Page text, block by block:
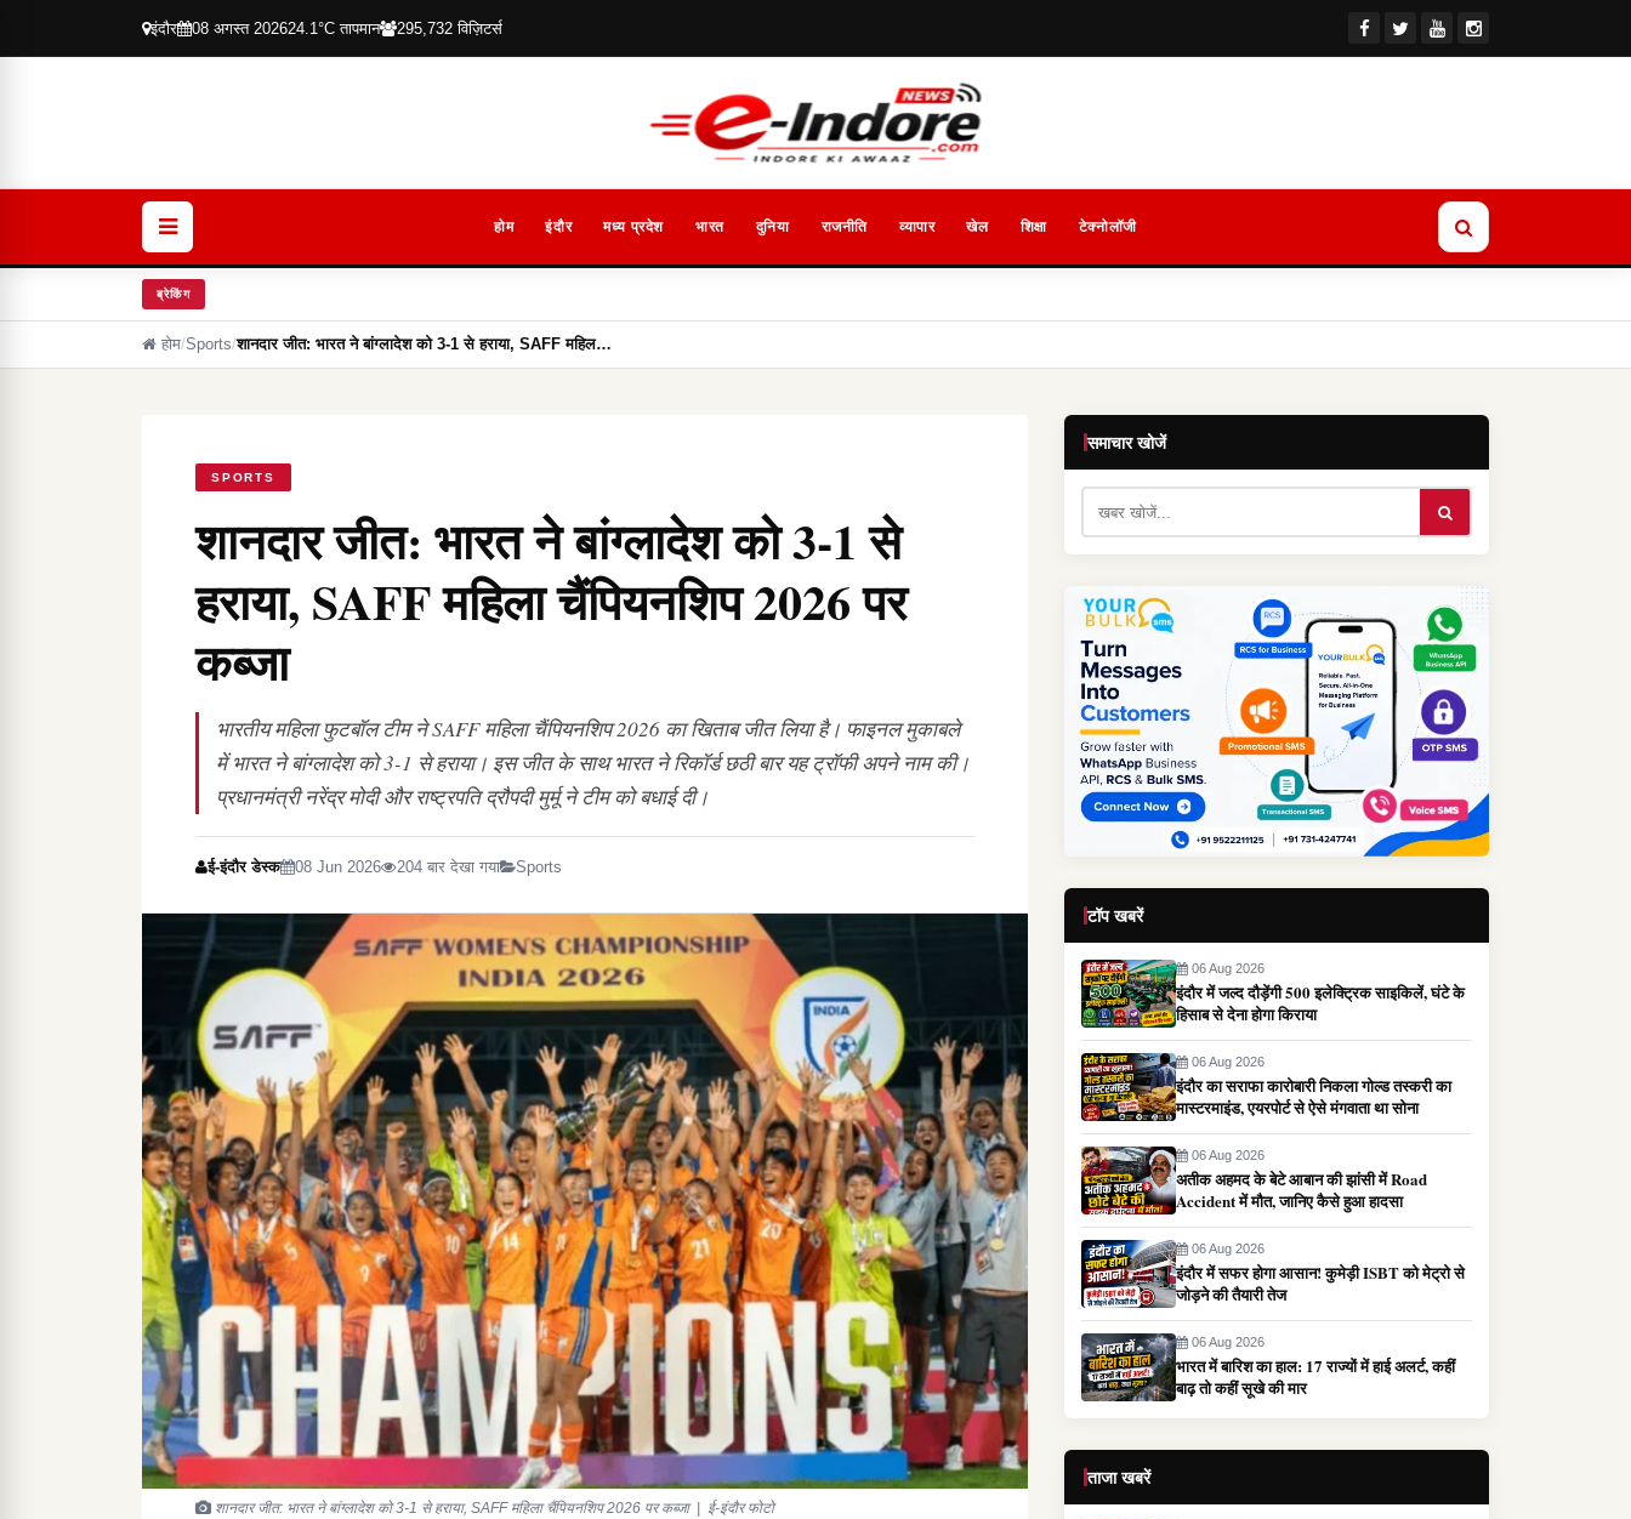
इंदौर 08 अगस्त 202624.1°C तापमान 295,732 विज़िटर्स
होम इंदौर मध्य प्रदेश भारत दुनिया राजनीति व्यापार खेल शिक्षा टेक्नोलॉजी
ब्रेकिंग
होम/Sports/शानदार जीत: भारत ने बांग्लादेश को 3-1 से हराया, SAFF महिल…
SPORTS
शानदार जीत: भारत ने बांग्लादेश को 3-1 से
हराया, SAFF महिला चैंपियनशिप 2026 पर
कब्जा
भारतीय महिला फुटबॉल टीम ने SAFF महिला चैंपियनशिप 2026 का खिताब जीत लिया है। फाइनल मुकाबले
में भारत ने बांग्लादेश को 3-1 से हराया। इस जीत के साथ भारत ने रिकॉर्ड छठी बार यह ट्रॉफी अपने नाम की।
प्रधानमंत्री नरेंद्र मोदी और राष्ट्रपति द्रौपदी मुर्मू ने टीम को बधाई दी।
ई-इंदौर डेस्क 08 Jun 2026 204 बार देखा गया Sports
शानदार जीत: भारत ने बांग्लादेश को 3-1 से हराया, SAFF महिला चैंपियनशिप 2026 पर कब्जा | ई-इंदौर फोटो
समाचार खोजें
टॉप खबरें
06 Aug 2026
इंदौर में जल्द दौड़ेंगी 500 इलेक्ट्रिक साइकिलें, घंटे के
हिसाब से देना होगा किराया
06 Aug 2026
इंदौर का सराफा कारोबारी निकला गोल्ड तस्करी का
मास्टरमाइंड, एयरपोर्ट से ऐसे मंगवाता था सोना
06 Aug 2026
अतीक अहमद के बेटे आबान की झांसी में Road
Accident में मौत, जानिए कैसे हुआ हादसा
06 Aug 2026
इंदौर में सफर होगा आसान! कुमेड़ी ISBT को मेट्रो से
जोड़ने की तैयारी तेज
06 Aug 2026
भारत में बारिश का हाल: 17 राज्यों में हाई अलर्ट, कहीं
बाढ़ तो कहीं सूखे की मार
ताजा खबरें